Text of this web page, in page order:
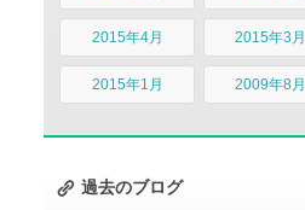
2015年4月 2015年3月
2015年1月 2009年8月
過去のブログ